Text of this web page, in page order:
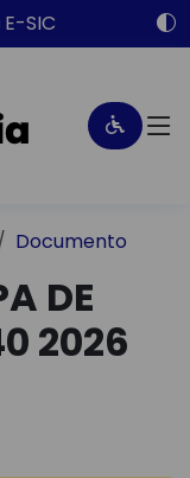
E-SIC
Documento
DE
2026